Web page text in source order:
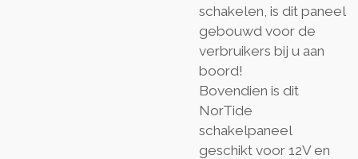
schakelen, is dit paneel
gebouwd voor de
verbruikers bij u aan
boord!
Bovendien is dit
NorTide
schakelpaneel
geschikt voor 12V en